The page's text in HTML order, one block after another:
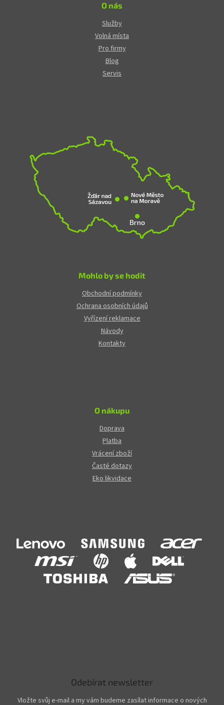
O nás
Služby
Volná místa
Pro firmy
Blog
Servis
Mohlo by se hodit
Obchodní podmínky
Ochrana osobních údajů
Vyřízení reklamace
Návody
Kontakty
O nákupu
Doprava
Platba
Vrácení zboží
Časté dotazy
Eko likvidace
Odebírat newsletter
Vložte svůj e-mail a my vám budeme zasílat informace o nových